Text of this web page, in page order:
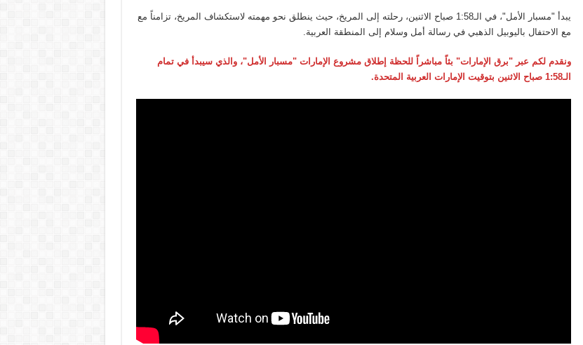
يبدأ "مسبار الأمل"، في الـ1:58 صباح الاثنين، رحلته إلى المريخ، حيث ينطلق نحو مهمته لاستكشاف المريخ، تزامناً مع
مع الاحتفال باليوبيل الذهبي في رسالة أمل وسلام إلى المنطقة العربية.
ونقدم لكم عبر "برق الإمارات" بثاً مباشراً للحظة إطلاق مشروع الإمارات "مسبار الأمل"، والذي سيبدأ في تمام
الـ1:58 صباح الاثنين بتوقيت الإمارات العربية المتحدة.